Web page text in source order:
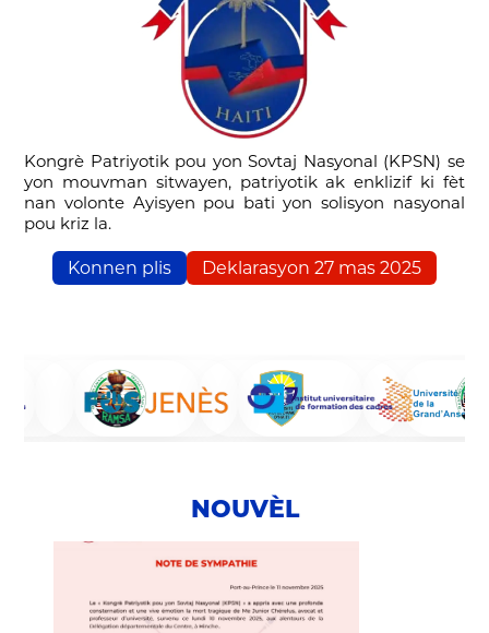
Kongrè Patriyotik pou yon Sovtaj Nasyonal (KPSN) se
yon mouvman sitwayen, patriyotik ak enklizif ki fèt
nan volonte Ayisyen pou bati yon solisyon nasyonal
pou kriz la.
Konnen plis Deklarasyon 27 mas 2025
NOUVÈL